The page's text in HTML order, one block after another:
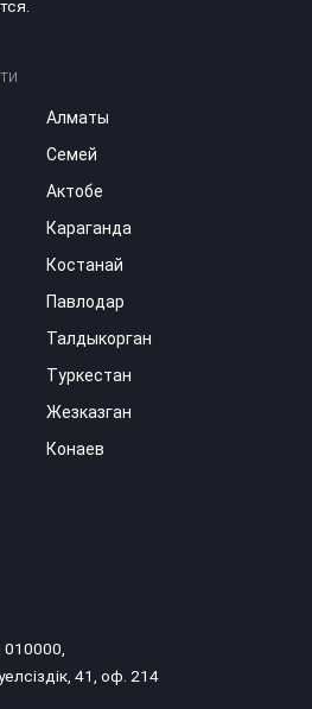
Алматы
Семей
Актобе
Караганда
Костанай
Павлодар
Талдыкорган
Туркестан
Жезказган
Конаев
41, оф. 214